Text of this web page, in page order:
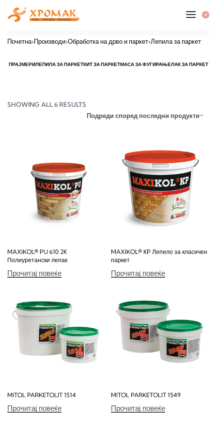
0
Почетна›Производи›Обработка на дрво и паркет›Лепила за паркет
ПРАЈМЕРИЛЕПИЛА ЗА ПАРКЕТКИТ ЗА ПАРКЕТМАСА ЗА ФУГИРАЊЕЛАК ЗА ПАРКЕТ
SHOWING ALL 6 RESULTS
Подреди според последни продукти
MAXIKOL® PU 610 2К
Полиуретански лепак
Прочитај повеќе
MAXIKOL® КР Лепило за класичен
паркет
Прочитај повеќе
MITOL PARKETOLIT 1514
Прочитај повеќе
MITOL PARKETOLIT 1549
Прочитај повеќе